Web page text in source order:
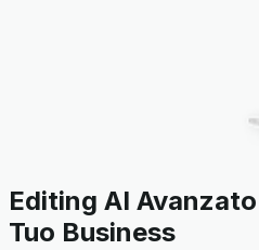
Editing AI
Tuo Business